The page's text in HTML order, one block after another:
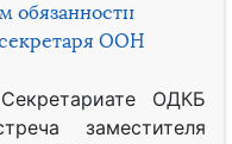
обязанности
секретаря ООН
ОДКБ
заместителя